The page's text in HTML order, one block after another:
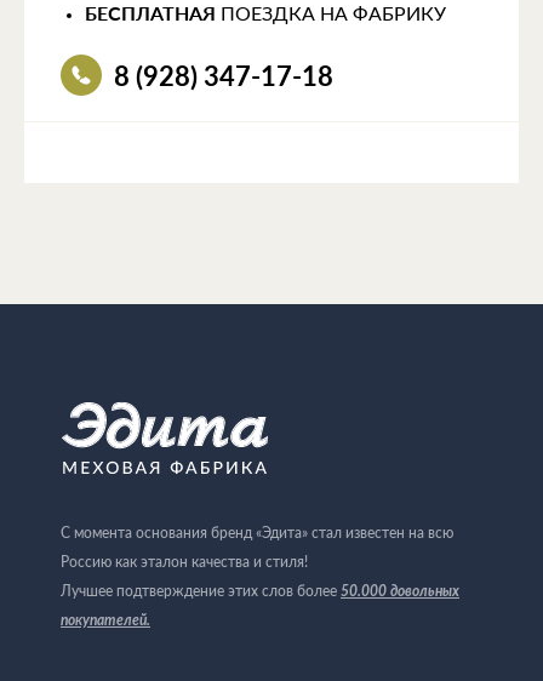
БЕСПЛАТНАЯ ПОЕЗДКА НА ФАБРИКУ
8 (928) 347-17-18
С момента основания бренд «Эдита» стал известен на всю
Россию как эталон качества и стиля!
Лучшее подтверждение этих слов более 50.000 довольных
покупателей.